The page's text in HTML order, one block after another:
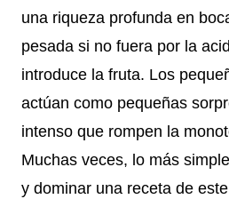
una riqueza profunda en
pesada si no fuera por la
introduce la fruta. Los
actúan como pequeñas
intenso que rompen la
Muchas veces, lo más
y dominar una receta de